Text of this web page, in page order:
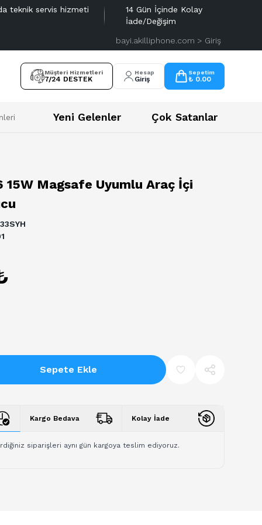
teknik servis hizmeti
14 Gün İçinde Kolay
İade/Değişim
bayi.akilliphone.com > Giriş
Müşteri Hizmetleri
7/24 DESTEK
Hesap
Giriş
Sepetim
₺ 0.00
Yeni Gelenler Çok Satanlar
15W Magsafe Uyumlu Araç İçi
Sepete Ekle
Kargo Bedava Kolay İade
siparişleri aynı gün kargoya teslim ediyoruz.